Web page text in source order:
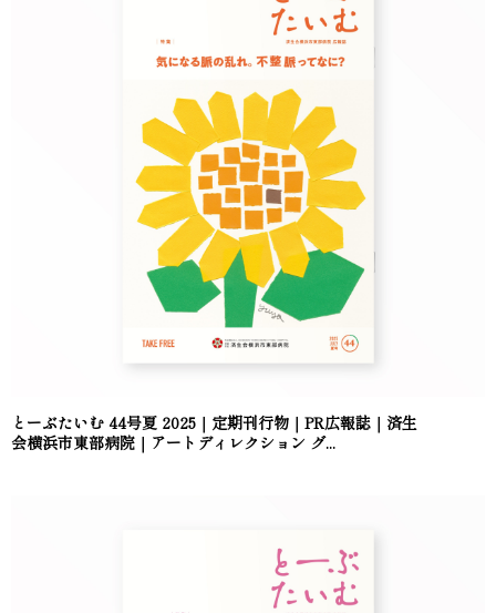
とーぶたいむ 44号夏 2025｜定期刊行物｜PR広報誌｜済生
会横浜市東部病院｜アートディレクション グ...